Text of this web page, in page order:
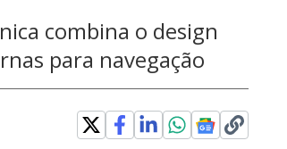
combina o design
para navegação